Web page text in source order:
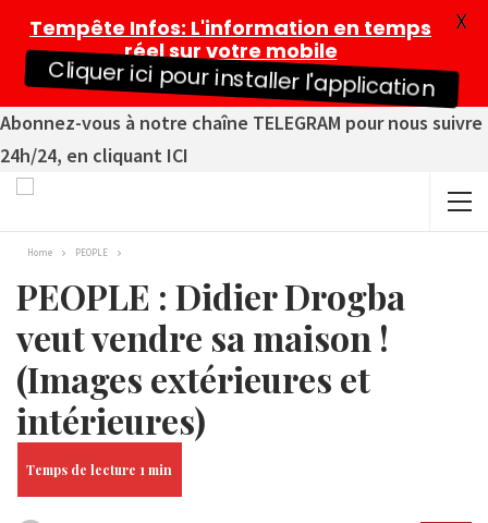
Abonnez-vous à notre chaîne TELEGRAM pour nous suivre
24h/24, en cliquant ICI
Home PEOPLE
PEOPLE : Didier Drogba
veut vendre sa maison !
(Images extérieures et
intérieures)
Tempête Infos: L'information en temps
réel sur votre mobile
Cliquer ici pour installer l'application
X